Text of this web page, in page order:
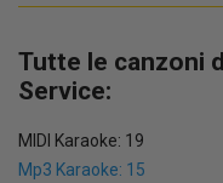
Tutte le canzoni
Service:
MIDI Karaoke: 19
Mp3 Karaoke: 15